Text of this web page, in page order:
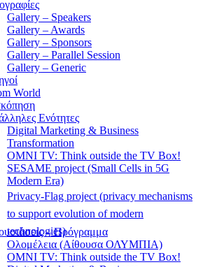
Gallery – Speakers
Gallery – Awards
Gallery – Sponsors
Gallery – Parallel Session
Gallery – Generic
World
Ενότητες
Digital Marketing & Business
Transformation
OMNI TV: Think outside the TV Box!
SESAME project (Small Cells in 5G
Modern Era)
Privacy-Flag project (privacy mechanisms
to support evolution of modern
technologies)– Πρόγραμμα
Ολομέλεια (Αίθουσα ΟΛΥΜΠΙΑ)
OMNI TV: Think outside the TV Box!